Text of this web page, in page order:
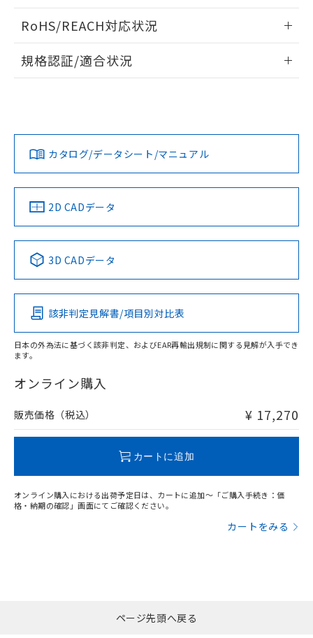
タイムチャート
A: 30mm以上、B: 20mm以上
以上、n: 18mm以上
検出物体の大きさと材質による影響
検出領域
ドすることができます。
ログイン/会員登録
ダウンロードデータをご利用いただく前に、以下を必ずお読
みください。
ソフトウェアの使用条件
RoHS/REACH対応状況
EU RoHS 注意事項・凡例
対応済み
中国 RoHS 注意事項・凡例
Pb Hg Cd Cr(VI)
O
在庫等で未対応品が混在する可能性があります。
問い合わせください。
規格認証/適合状況
LR型式承認
（イギリス
船舶規格）
DNV型式承認
（ノルウェー
BV型式承認
（フランス
KR型式
（韓国
No No No No
この製品の規格認証/適合状況ページへ
その他の認証はこちらのページからご検索ください
カタログ/データシート/マニュアル
2D CADデータ
3D CADデータ
該非判定見解書/項目別対比表
日本の外為法に基づく該非判定、およびEAR再輸出規制に関する見解が入手でき
ます。
オンライン購入
販売価格（税込） ¥ 17,270
カートに追加
オンライン購入における出荷予定日は、カートに追加～「ご購入手続き：価
格・納期の確認」画面にてご確認ください。
カートをみる
ページ先頭へ戻る